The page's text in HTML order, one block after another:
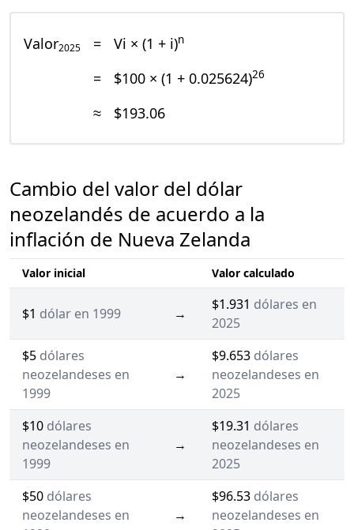
Valor2025 = Vi × (1 + i)n
= $100 × (1 + 0.025624)26
≈ $193.06
Cambio del valor del dólar
neozelandés de acuerdo a la
inflación de Nueva Zelanda
Valor inicial Valor calculado
$1 dólar en 1999 →
$1.931 dólares en
2025
$5 dólares
neozelandeses en
1999
→
$9.653 dólares
neozelandeses en
2025
$10 dólares
neozelandeses en
1999
→
$19.31 dólares
neozelandeses en
2025
$50 dólares
neozelandeses en
→
$96.53 dólares
neozelandeses en